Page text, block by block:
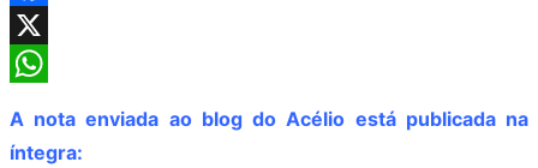
Facebook
X
A nota enviada ao blog do Acélio está publicada na
íntegra: